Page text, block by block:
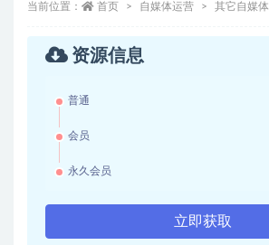
当前位置： 首页 自媒体运营 其它自媒体
资源信息
普通
会员
永久会员
立即获取